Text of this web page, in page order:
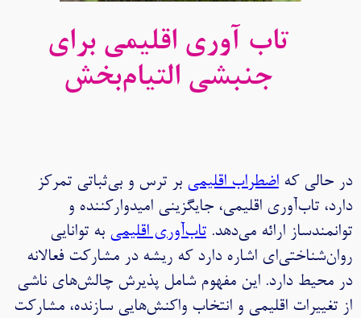
تاب آوری اقلیمی برای
جنبشی التیام‌بخش
در حالی کهاضطراب اقلیمی بر ترس و بی‌ثباتی تمرکز
دارد، تاب‌آوری اقلیمی، جایگزینی امیدوارکننده و
توانمندساز ارائه می‌دهد.تاب‌آوری اقلیمی به توانایی
روان‌شناختی‌ای اشاره دارد که ریشه در مشارکت فعالانه
در محیط دارد. این مفهوم شامل پذیرش چالش‌های ناشی
از تغییرات اقلیمی و انتخاب واکنش‌هایی سازنده، مشارکت